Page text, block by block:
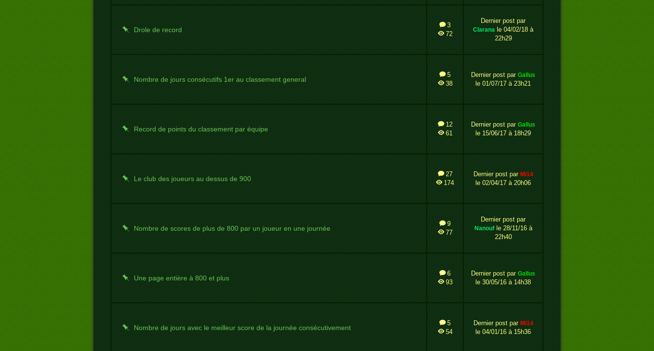
Drole de record
3
72
Dernier post par
clarana le 04/02/18 à
22h29
Nombre de jours consécutifs 1er au classement general
5
38
Dernier post par gallus
le 01/07/17 à 23h21
Record de points du classement par équipe
12
61
Dernier post par gallus
le 15/06/17 à 18h29
Le club des joueurs au dessus de 900
27
174
Dernier post par mi14
le 02/04/17 à 20h06
Nombre de scores de plus de 800 par un joueur en une journée
9
77
Dernier post par
nanouf le 28/11/16 à
22h40
Une page entière à 800 et plus
6
93
Dernier post par gallus
le 30/05/16 à 14h38
Nombre de jours avec le meilleur score de la journée consécutivement
5
54
Dernier post par mi14
le 04/01/16 à 15h36